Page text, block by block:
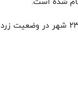
در حال حاضر ۸ شهر کشور در وضعیت قرمز، ۵۸ شهر در وضعیت نارنجی، ۲۳۶ شهر در وضعیت زرد و